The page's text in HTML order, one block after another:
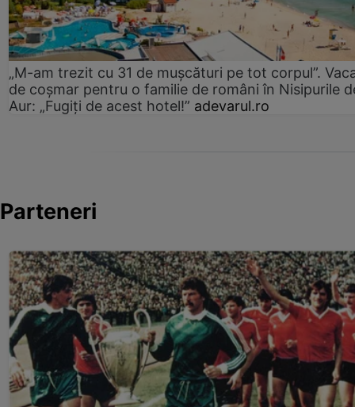
„M-am trezit cu 31 de mușcături pe tot corpul”.
de coșmar pentru o familie de români în Nisipurile
Aur: „Fugiți de acest hotel!” adevarul.ro
Parteneri